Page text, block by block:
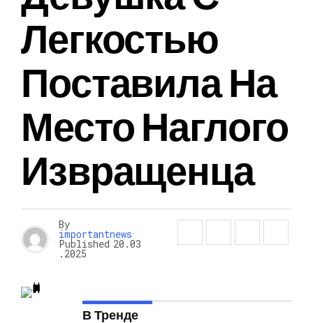
Легкостью
Поставила На
Место Наглого
Извращенца
By
importantnews
Published 20.03
.2025
В Тренде